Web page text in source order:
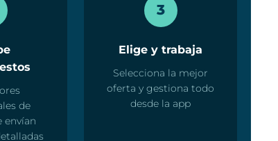
de
envían
3
Elige y trabaja
Selecciona la mejor
oferta y gestiona todo
desde la app